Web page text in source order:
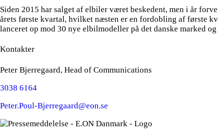
Siden 2015 har salget af elbiler været beskedent, men i år
årets første kvartal, hvilket næsten er en fordobling af første
lanceret op mod 30 nye elbilmodeller på det danske marked
Kontakter
Peter Bjerregaard, Head of Communications
3038 6164
Peter.Poul-Bjerregaard@eon.se